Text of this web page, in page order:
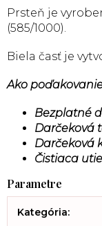
Prsteň je
(585/1000).
Biela časť je
Ako
Bezplatné
Darčeková
Darčeková
Čistiaca
Kategória: